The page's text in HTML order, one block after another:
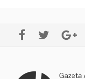
Gazeta